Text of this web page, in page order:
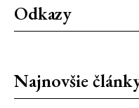
Odkazy
Najnovšie